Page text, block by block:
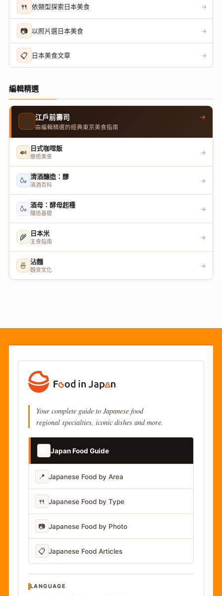
🍴 依類型探索日本美食 →
📷 以照片選日本美食 →
📋 日本美食文章 →
編輯精選
🍣 江戶前壽司
由編輯精選的經典東京美食指南
→
🍛 日式咖哩飯
療癒美食
→
🍶 清酒釀造：醪
清酒百科
→
🍶 酒母：酵母起種
釀造基礎
→
🌾 日本米
主食指南
→
🍜 沾麵
麵食文化
→
Your complete guide to Japanese food
regional specialties, iconic dishes and more.
Japan Food Guide
📍 Japanese Food by Area
🍴 Japanese Food by Type
📷 Japanese Food by Photo
📋 Japanese Food Articles
LANGUAGE